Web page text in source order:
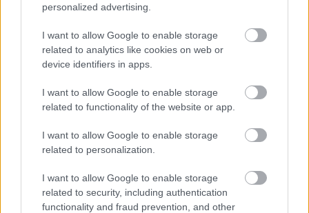
personalized advertising.
I want to allow Google to enable storage
related to analytics like cookies on web or
device identifiers in apps.
I want to allow Google to enable storage
related to functionality of the website or app.
I want to allow Google to enable storage
related to personalization.
I want to allow Google to enable storage
related to security, including authentication
functionality and fraud prevention, and other
SZTÁRHÍREK